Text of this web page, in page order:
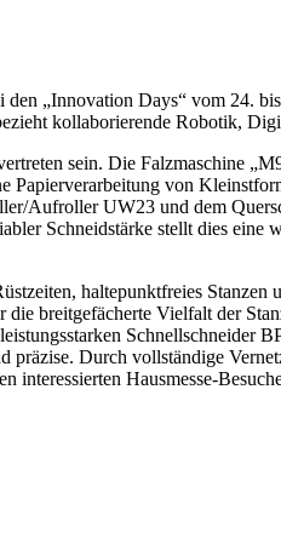
„Innovation Days“ vom 24.
kollaborierende Robotik,
sein. Die Falzmaschine
von
Aufroller UW23 und dem
Schneidstärke stellt dies eine
haltepunktfreies Stanzen
breitgefächerte Vielfalt der
Schnellschneider
Durch vollständige
Hausmesse-